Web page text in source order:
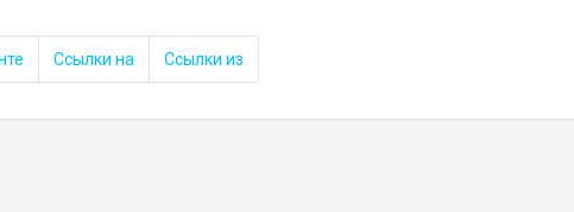
Ссылки на Ссылки из